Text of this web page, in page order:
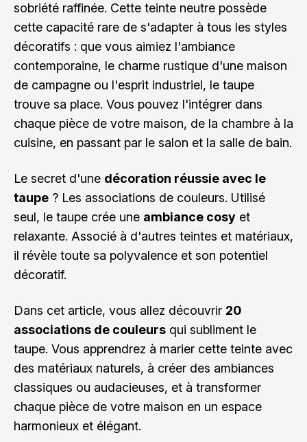
sobriété raffinée. Cette teinte neutre possède
cette capacité rare de s'adapter à tous les styles
décoratifs : que vous aimiez l'ambiance
contemporaine, le charme rustique d'une maison
de campagne ou l'esprit industriel, le taupe
trouve sa place. Vous pouvez l'intégrer dans
chaque pièce de votre maison, de la chambre à la
cuisine, en passant par le salon et la salle de bain.
Le secret d'une décoration réussie avec le
taupe ? Les associations de couleurs. Utilisé
seul, le taupe crée une ambiance cosy et
relaxante. Associé à d'autres teintes et matériaux,
il révèle toute sa polyvalence et son potentiel
décoratif.
Dans cet article, vous allez découvrir 20
associations de couleurs qui subliment le
taupe. Vous apprendrez à marier cette teinte avec
des matériaux naturels, à créer des ambiances
classiques ou audacieuses, et à transformer
chaque pièce de votre maison en un espace
harmonieux et élégant.